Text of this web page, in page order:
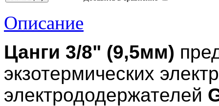
Описание
Цанги 3/8" (9,5мм)
экзотермических
электрододержателей